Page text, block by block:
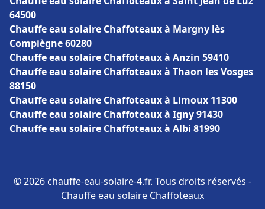
64500
Chauffe eau solaire Chaffoteaux à Margny lès
Compiègne 60280
Chauffe eau solaire Chaffoteaux à Anzin 59410
Chauffe eau solaire Chaffoteaux à Thaon les Vosges
88150
Chauffe eau solaire Chaffoteaux à Limoux 11300
Chauffe eau solaire Chaffoteaux à Igny 91430
Chauffe eau solaire Chaffoteaux à Albi 81990
© 2026 chauffe-eau-solaire-4.fr. Tous droits réservés -
Chauffe eau solaire Chaffoteaux